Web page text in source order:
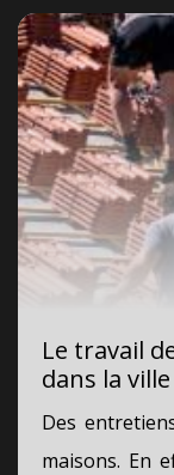
Le travail
dans la
Des
maisons. En